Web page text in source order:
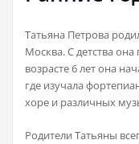
Татьяна Петрова
Москва. С детства
возрасте 6 лет она
где изучала
хоре и различных
Родители Татьяны